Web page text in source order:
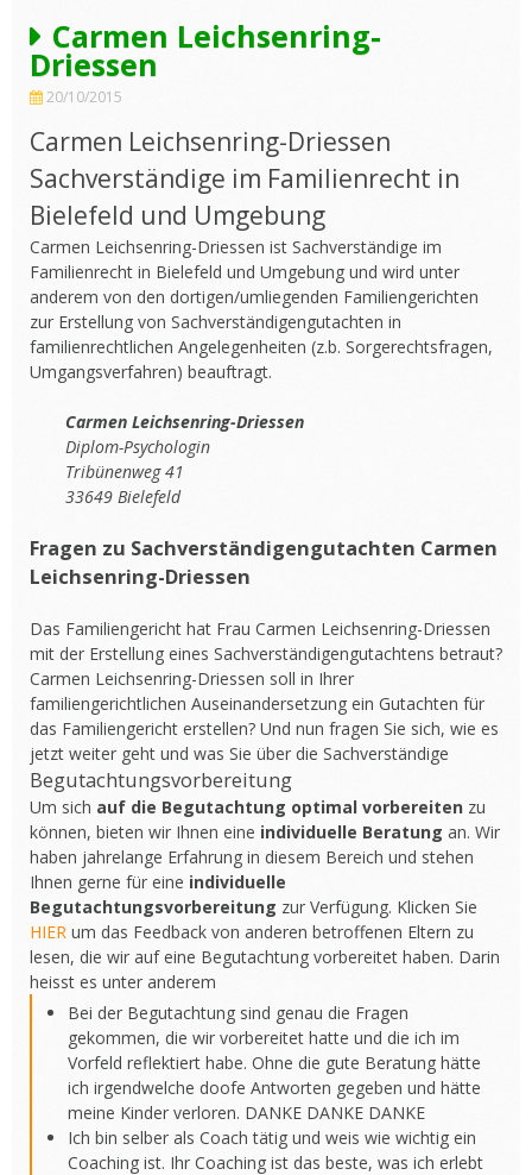
Carmen Leichsenring-
Driessen
20/10/2015
Carmen Leichsenring-Driessen
Sachverständige im Familienrecht in
Bielefeld und Umgebung
Carmen Leichsenring-Driessen ist Sachverständige im
Familienrecht in Bielefeld und Umgebung und wird unter
anderem von den dortigen/umliegenden Familiengerichten
zur Erstellung von Sachverständigengutachten in
familienrechtlichen Angelegenheiten (z.b. Sorgerechtsfragen,
Umgangsverfahren) beauftragt.
Carmen Leichsenring-Driessen
Diplom-Psychologin
Tribünenweg 41
33649 Bielefeld
Fragen zu Sachverständigengutachten Carmen
Leichsenring-Driessen
Das Familiengericht hat Frau Carmen Leichsenring-Driessen
mit der Erstellung eines Sachverständigengutachtens betraut?
Carmen Leichsenring-Driessen soll in Ihrer
familiengerichtlichen Auseinandersetzung ein Gutachten für
das Familiengericht erstellen? Und nun fragen Sie sich, wie es
jetzt weiter geht und was Sie über die Sachverständige
Begutachtungsvorbereitung
Um sich auf die Begutachtung optimal vorbereiten zu
können, bieten wir Ihnen eine individuelle Beratung an. Wir
haben jahrelange Erfahrung in diesem Bereich und stehen
Ihnen gerne für eine individuelle
Begutachtungsvorbereitung zur Verfügung. Klicken Sie
HIER um das Feedback von anderen betroffenen Eltern zu
lesen, die wir auf eine Begutachtung vorbereitet haben. Darin
heisst es unter anderem
Bei der Begutachtung sind genau die Fragen
gekommen, die wir vorbereitet hatte und die ich im
Vorfeld reflektiert habe. Ohne die gute Beratung hätte
ich irgendwelche doofe Antworten gegeben und hätte
meine Kinder verloren. DANKE DANKE DANKE
Ich bin selber als Coach tätig und weis wie wichtig ein
Coaching ist. Ihr Coaching ist das beste, was ich erlebt